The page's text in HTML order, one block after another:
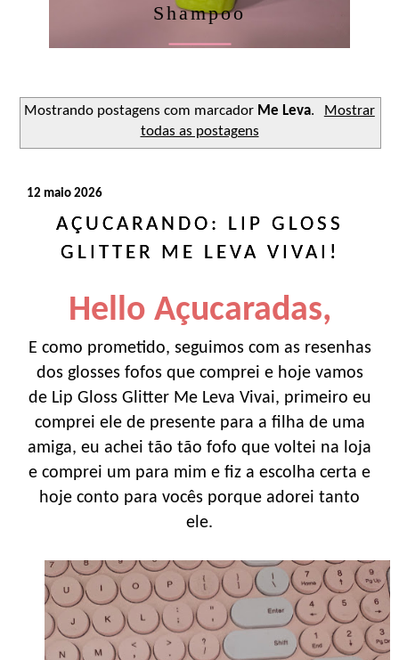
Shampoo
Mostrando postagens com marcador Me Leva.
Mostrar
todas as postagens
12 maio 2026
AÇUCARANDO: LIP GLOSS
GLITTER ME LEVA VIVAI!
Hello Açucaradas,
E como prometido, seguimos com as resenhas
dos glosses fofos que comprei e hoje vamos
de Lip Gloss Glitter Me Leva Vivai, primeiro eu
comprei ele de presente para a filha de uma
amiga, eu achei tão tão fofo que voltei na loja
e comprei um para mim e fiz a escolha certa e
hoje conto para vocês porque adorei tanto
ele.